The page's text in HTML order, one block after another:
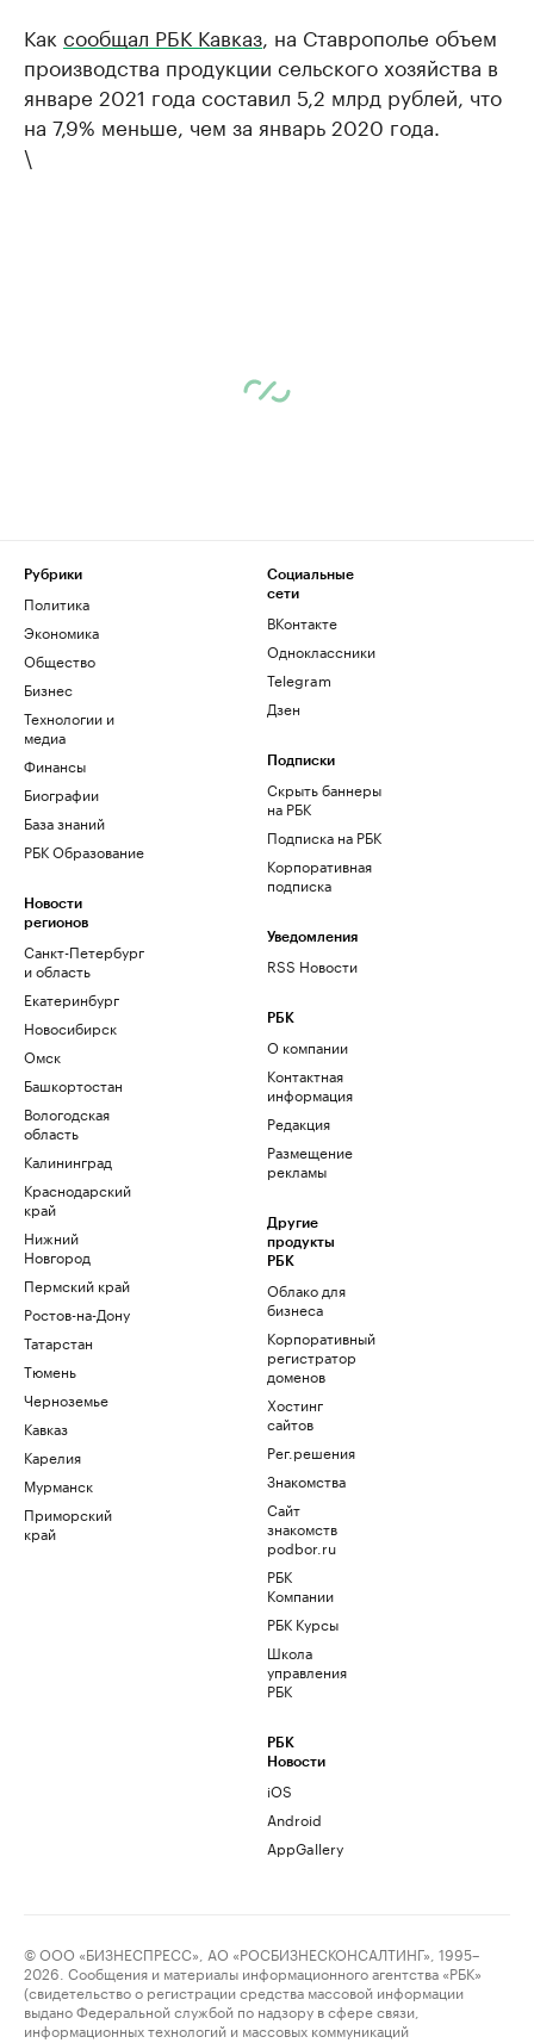
Как сообщал РБК Кавказ , на Ставрополье объем
производства продукции сельского хозяйства в
январе 2021 года составил 5,2 млрд рублей, что
на 7,9% меньше, чем за январь 2020 года.
\
Рубрики
Политика
Экономика
Общество
Бизнес
Технологии и
медиа
Финансы
Биографии
База знаний
РБК Образование
Новости
регионов
Санкт-Петербург
и область
Екатеринбург
Новосибирск
Омск
Башкортостан
Вологодская
область
Калининград
Краснодарский
край
Нижний
Новгород
Пермский край
Ростов-на-Дону
Татарстан
Тюмень
Черноземье
Кавказ
Карелия
Мурманск
Приморский
край
Социальные
сети
ВКонтакте
Одноклассники
Telegram
Дзен
Подписки
Скрыть баннеры
на РБК
Подписка на РБК
Корпоративная
подписка
Уведомления
RSS Новости
РБК
О компании
Контактная
информация
Редакция
Размещение
рекламы
Другие
продукты
РБК
Облако для
бизнеса
Корпоративный
регистратор
доменов
Хостинг
сайтов
Рег.решения
Знакомства
Сайт
знакомств
podbor.ru
РБК
Компании
РБК Курсы
Школа
управления
РБК
РБК
Новости
iOS
Android
AppGallery
© ООО «БИЗНЕСПРЕСС», АО «РОСБИЗНЕСКОНСАЛТИНГ», 1995–
2026. Сообщения и материалы информационного агентства «РБК»
(свидетельство о регистрации средства массовой информации
выдано Федеральной службой по надзору в сфере связи,
информационных технологий и массовых коммуникаций